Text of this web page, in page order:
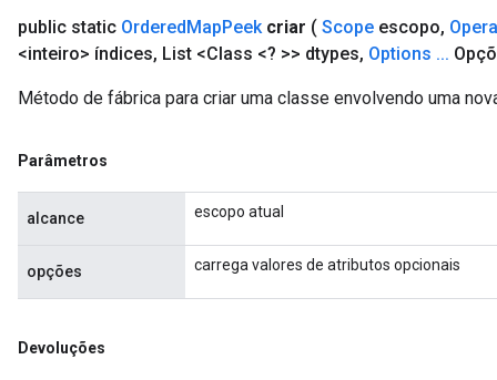
public static OrderedMapPeek criar ( Scope escopo,
<inteiro> índices, List <Class <? >> dtypes, Options ...
Método de fábrica para criar uma classe envolvendo uma
Parâmetros
alcance escopo atual
opções carrega valores de atributos opcionais
Devoluções